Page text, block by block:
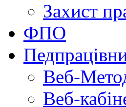
Захист
ФПО
Веб-
Веб-